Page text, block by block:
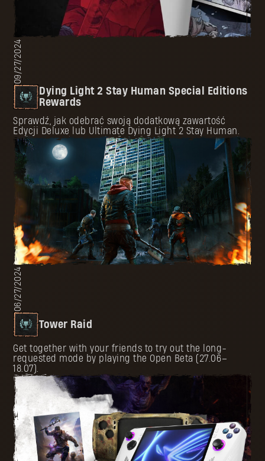
09/27/2024
Dying Light 2 Stay Human Special Editions
Rewards
Sprawdź, jak odebrać swoją dodatkową zawartość
Edycji Deluxe lub Ultimate Dying Light 2 Stay Human.
06/27/2024
Tower Raid
Get together with your friends to try out the long-
requested mode by playing the Open Beta (27.06–
18.07).